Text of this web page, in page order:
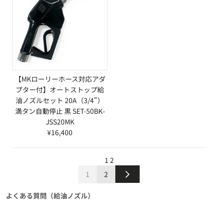
【MKローリーホース対応アダ
プター付】オートストップ給
油ノズルセット 20A（3/4"）
満タン自動停止 黒 SET-50BK-
JSS20MK
¥16,400
1 2
1
2
よくある質問（給油ノズル）